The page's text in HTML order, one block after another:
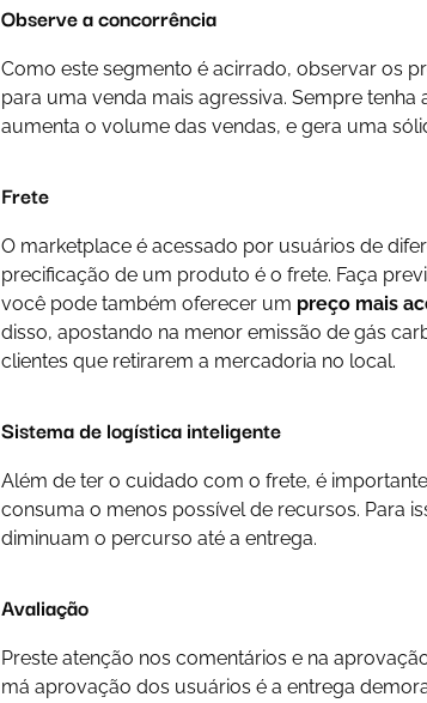
Observe a concorrência
Como este segmento é acirrado, observar os
para uma venda mais agressiva. Sempre
aumenta o volume das vendas, e gera uma
Frete
O marketplace é acessado por usuários de
precificação de um produto é o frete. Faça
você pode também oferecer um preço mais
disso, apostando na menor emissão de gás
clientes que retirarem a mercadoria no local.
Sistema de logística inteligente
Além de ter o cuidado com o frete, é
consuma o menos possível de recursos. Para
diminuam o percurso até a entrega.
Avaliação
Preste atenção nos comentários e na
má aprovação dos usuários é a entrega